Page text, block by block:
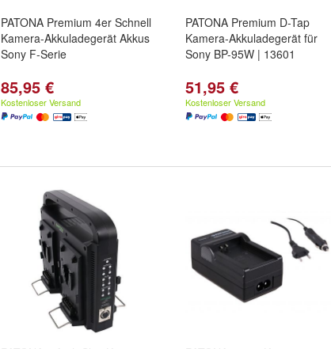
PATONA Premium 4er Schnell
Kamera-Akkuladegerät Akkus
Sony F-Serie
85,95 €
Kostenloser Versand
PATONA Premium D-Tap
Kamera-Akkuladegerät für
Sony BP-95W | 13601
51,95 €
Kostenloser Versand